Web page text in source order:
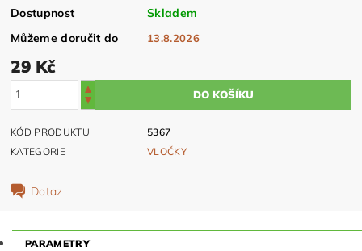
Dostupnost
Skladem
Můžeme doručit do
13.8.2026
29 Kč
KÓD PRODUKTU
5367
KATEGORIE
VLOČKY
Dotaz
PARAMETRY